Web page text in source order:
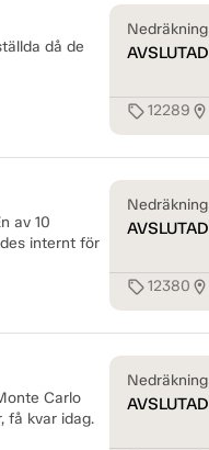
då de
Nedräkning
AVSLUTAD
sell12289 location_on
av 10
internt för
Nedräkning
AVSLUTAD
sell12380 location_on
Carlo
få kvar idag.
Nedräkning
AVSLUTAD